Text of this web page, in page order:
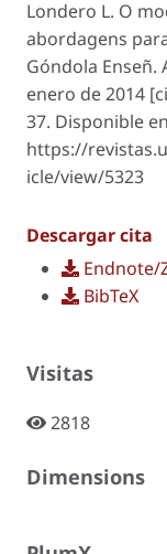
Londero L. O
abordagens
Góndola Enseñ.
enero de 2014
37. Disponible
https://
icle/view/5323
Descargar cita
Endnote/
BibTeX
Visitas
2818
Dimensions